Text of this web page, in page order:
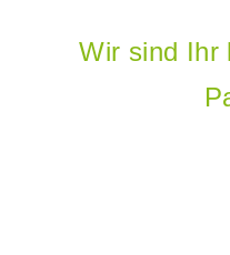
Wir sind Ihr